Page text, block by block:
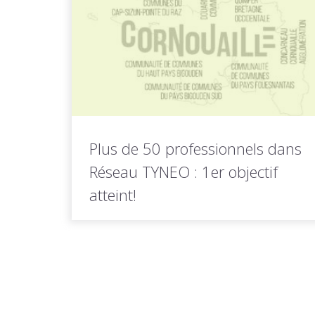
Toutes les actus de cette
rubrique
LIRE LA
SUITE
Plus de 50 professionnels dans
Réseau TYNEO : 1er objectif
atteint!